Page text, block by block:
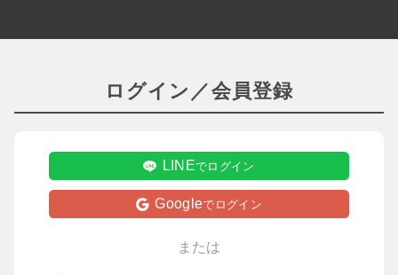
ログイン／会員登録
LINEでログイン
Googleでログイン